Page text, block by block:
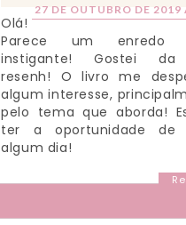
27 DE OUTUBRO DE 2019
Olá!
Parece um enredo
instigante! Gostei
resenh! O livro me
algum interesse,
pelo tema que aborda!
ter a oportunidade de
algum dia!